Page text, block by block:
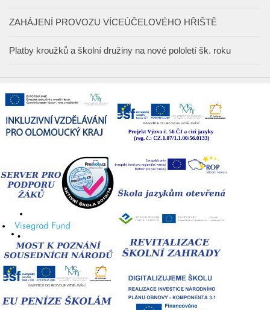
ZAHÁJENÍ PROVOZU VÍCEÚČELOVÉHO HŘIŠTĚ
Platby kroužků a školní družiny na nové pololetí šk. roku